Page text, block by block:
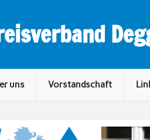
uns Vorstandschaft